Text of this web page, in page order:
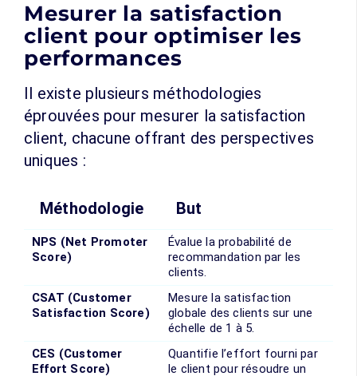
Mesurer la satisfaction
client pour optimiser les
performances
Il existe plusieurs méthodologies
éprouvées pour mesurer la satisfaction
client, chacune offrant des perspectives
uniques :
Méthodologie But
NPS (Net Promoter
Score)
Évalue la probabilité de
recommandation par les
clients.
CSAT (Customer
Satisfaction Score)
Mesure la satisfaction
globale des clients sur une
échelle de 1 à 5.
CES (Customer
Effort Score)
Quantifie l’effort fourni par
le client pour résoudre un